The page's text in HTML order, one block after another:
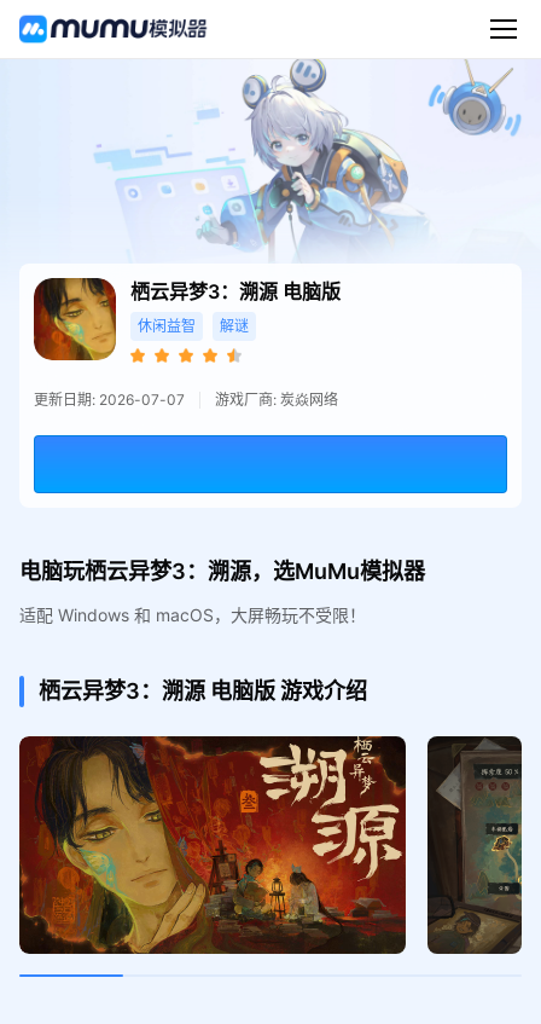
栖云异梦3：溯源 电脑版
休闲益智 解谜
更新日期: 2026-07-07 游戏厂商: 炭焱网络
电脑玩栖云异梦3：溯源，选MuMu模拟器
适配 Windows 和 macOS，大屏畅玩不受限！
栖云异梦3：溯源 电脑版游戏介绍